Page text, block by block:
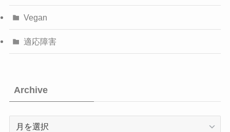
Vegan
適応障害
Archive
Archive